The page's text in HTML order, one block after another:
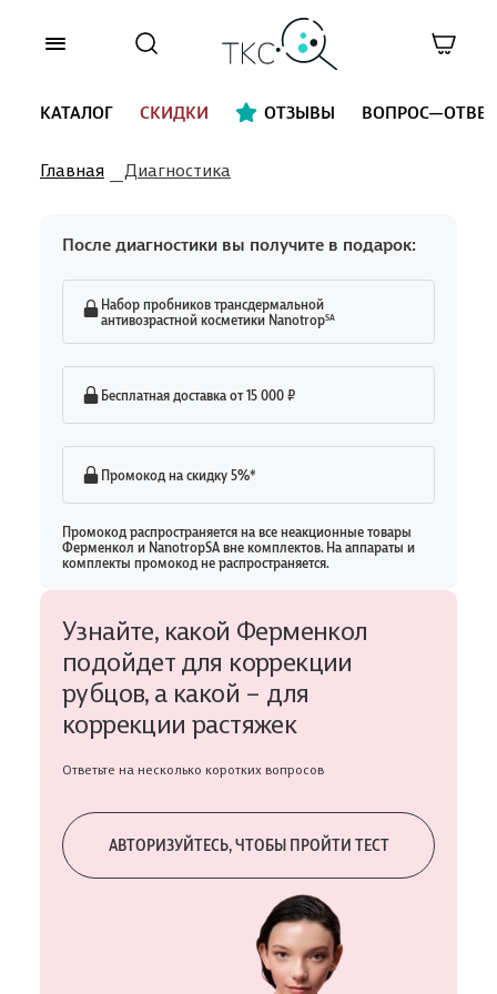
КАТАЛОГ СКИДКИ ОТЗЫВЫ ВОПРОС—ОТВЕТ
Главная Диагностика
После диагностики вы получите в подарок:
Набор пробников трансдермальной
антивозрастной косметики NanotropSA
Бесплатная доставка от 15 000 ₽
Промокод на скидку 5%*
Промокод распространяется на все неакционные товары
Ферменкол и NanotropSA вне комплектов. На аппараты и
комплекты промокод не распространяется.
Узнайте, какой Ферменкол
подойдет для коррекции
рубцов, а какой – для
коррекции растяжек
Ответьте на несколько коротких вопросов
АВТОРИЗУЙТЕСЬ, ЧТОБЫ ПРОЙТИ ТЕСТ